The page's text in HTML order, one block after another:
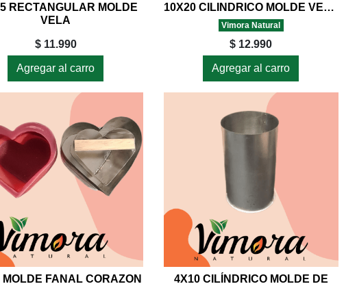
RECTANGULAR MOLDE
VELA
$ 11.990
Agregar al carro
10X20 CILINDRICO MOLDE VELA
Vimora Natural
$ 12.990
Agregar al carro
MOLDE FANAL CORAZON
4X10 CILÍNDRICO MOLDE DE